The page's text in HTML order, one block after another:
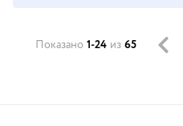
Показано 1-24 из 65